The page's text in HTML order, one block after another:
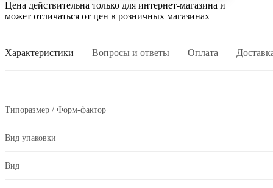
Цена действительна только для интернет-магазина и
может отличаться от цен в розничных магазинах
Характеристики Вопросы и ответы Оплата
Типоразмер / Форм-фактор
Вид упаковки
Вид